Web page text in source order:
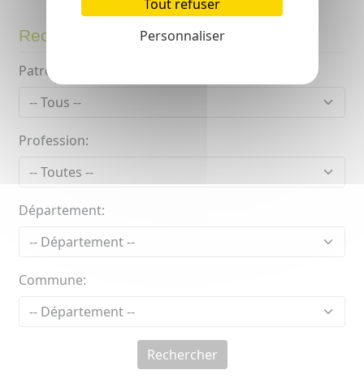
Recherche avancée
Patronyme:
Profession:
Département:
Commune:
Rechercher
Tout refuser
Personnaliser